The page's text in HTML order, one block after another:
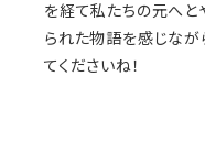
を経て私たちの元へと
られた物語を感じなが
てくださいね！